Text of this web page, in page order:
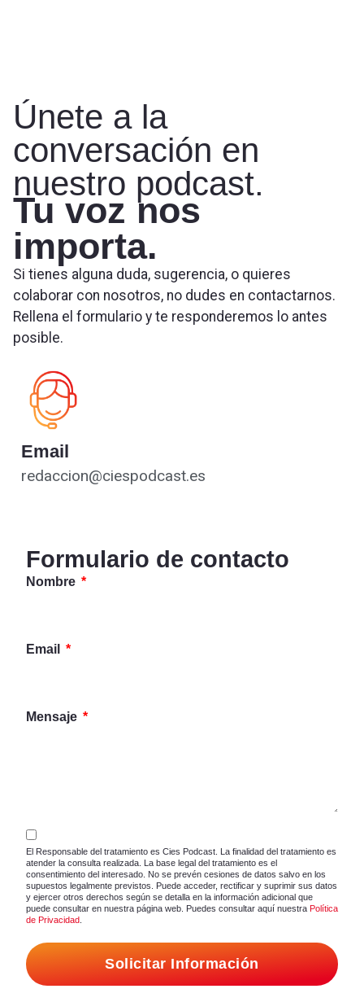
Únete a la
conversación en
nuestro podcast.
Tu voz nos
importa.
Si tienes alguna duda, sugerencia, o quieres
colaborar con nosotros, no dudes en contactarnos.
Rellena el formulario y te responderemos lo antes
posible.
Email
redaccion@ciespodcast.es
Formulario de contacto
Nombre
Email
Mensaje
El Responsable del tratamiento es Cies Podcast. La finalidad del tratamiento es
atender la consulta realizada. La base legal del tratamiento es el
consentimiento del interesado. No se prevén cesiones de datos salvo en los
supuestos legalmente previstos. Puede acceder, rectificar y suprimir sus datos
y ejercer otros derechos según se detalla en la información adicional que
puede consultar en nuestra página web. Puedes consultar aquí nuestra Política
de Privacidad
Solicitar Información